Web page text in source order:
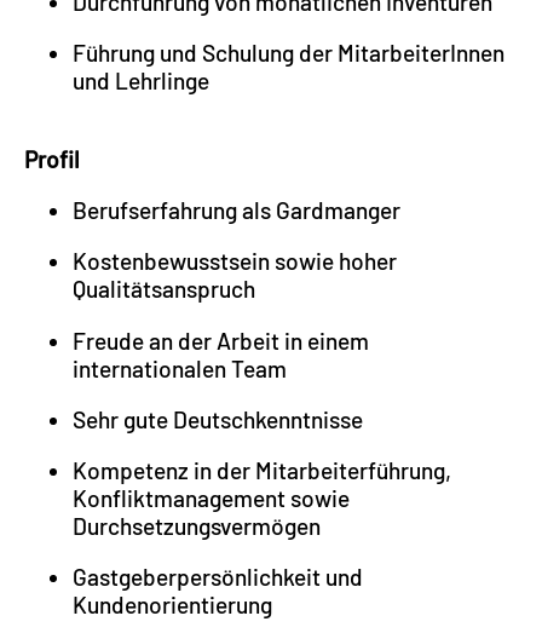
Führung und Schulung der MitarbeiterInnen
und Lehrlinge
Profil
Berufserfahrung als Gardmanger
Kostenbewusstsein sowie hoher
Qualitätsanspruch
Freude an der Arbeit in einem
internationalen Team
Sehr gute Deutschkenntnisse
Kompetenz in der Mitarbeiterführung,
Konfliktmanagement sowie
Durchsetzungsvermögen
Gastgeberpersönlichkeit und
Kundenorientierung